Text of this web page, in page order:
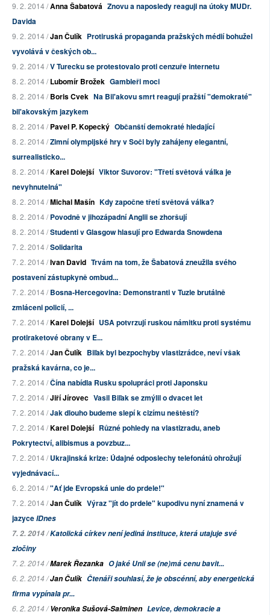
9. 2. 2014 /Anna Šabatová Znovu a naposledy reaguji na útoky MUDr.
Davida
9. 2. 2014 /Jan Čulík Protiruská propaganda pražských médií bohužel
vyvolává v českých ob...
9. 2. 2014 /V Turecku se protestovalo proti cenzuře internetu
8. 2. 2014 /Lubomír Brožek Gambleři moci
8. 2. 2014 /Boris Cvek Na Bil'akovu smrt reagují pražští "demokraté"
bil'akovským jazykem
8. 2. 2014 /Pavel P. Kopecký Občanští demokraté hledající
8. 2. 2014 /Zimní olympijské hry v Soči byly zahájeny elegantní,
surrealisticko...
8. 2. 2014 /Karel Dolejší Viktor Suvorov: "Třetí světová válka je
nevyhnutelná"
8. 2. 2014 /Michal Mašín Kdy započne třetí světová válka?
8. 2. 2014 /Povodně v jihozápadní Anglii se zhoršují
8. 2. 2014 /Studenti v Glasgow hlasují pro Edwarda Snowdena
7. 2. 2014 /Solidarita
7. 2. 2014 /Ivan David Trvám na tom, že Šabatová zneužila svého
postavení zástupkyně ombud...
7. 2. 2014 /Bosna-Hercegovina: Demonstranti v Tuzle brutálně
zmláceni policií, ...
7. 2. 2014 /Karel Dolejší USA potvrzují ruskou námitku proti systému
protiraketové obrany v E...
7. 2. 2014 /Jan Čulík Biľak byl bezpochyby vlastizrádce, neví však
pražská kavárna, co je...
7. 2. 2014 /Čína nabídla Rusku spolupráci proti Japonsku
7. 2. 2014 /Jiří Jírovec Vasil Biľak se zmýlil o dvacet let
7. 2. 2014 /Jak dlouho budeme slepí k cizímu neštěstí?
7. 2. 2014 /Karel Dolejší Různé pohledy na vlastizradu, aneb
Pokrytectví, alibismus a povzbuz...
7. 2. 2014 /Ukrajinská krize: Údajné odposlechy telefonátů ohrožují
vyjednávací...
6. 2. 2014 /"Ať jde Evropská unie do prdele!"
7. 2. 2014 /Jan Čulík Výraz "jít do prdele" kupodivu nyní znamená v
jazyceIDnes
7. 2. 2014 /Katolická církev není jediná instituce, která utajuje své
zločiny
7. 2. 2014 /Marek Řezanka O jaké Unii se (ne)má cenu bavit...
6. 2. 2014 /Jan Čulík Čtenáři souhlasí, že je obscénní, aby energetická
firma vypínala pr...
6. 2. 2014 /Veronika Sušová-Salminen Levice, demokracie a